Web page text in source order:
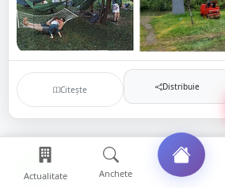
Citește Distribuie
AC
Actualitate
16 aprilie 2024
Actualitate Anchete